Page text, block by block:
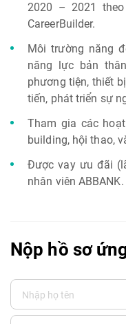
2020 – 2021
CareerBuilder.
Môi trường năng
năng lực bản
phương tiện, thiết
tiến, phát triển sự
Tham gia các
building, hội thao,
Được vay ưu đãi
nhân viên ABBANK.
Nộp hồ sơ